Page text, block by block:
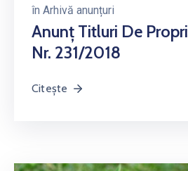
în Arhivă anunțuri
Anunț Titluri De
Nr. 231/2018
Citește